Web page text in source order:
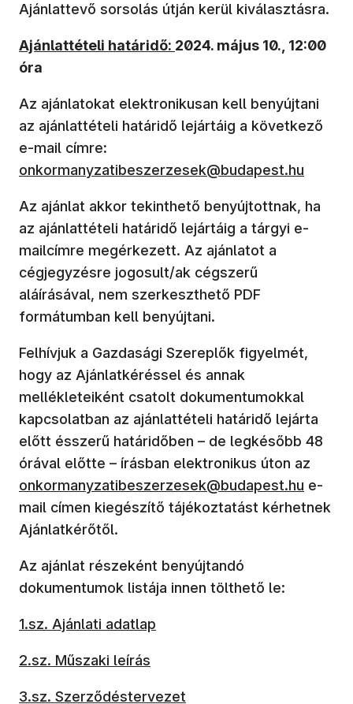
Ajánlattevő sorsolás útján kerül kiválasztásra.
Ajánlattételi határidő: 2024. május 10., 12:00
óra
Az ajánlatokat elektronikusan kell benyújtani
az ajánlattételi határidő lejártáig a következő
e-mail címre:
onkormanyzatibeszerzesek@budapest.hu
Az ajánlat akkor tekinthető benyújtottnak, ha
az ajánlattételi határidő lejártáig a tárgyi e-
mailcímre megérkezett. Az ajánlatot a
cégjegyzésre jogosult/ak cégszerű
aláírásával, nem szerkeszthető PDF
formátumban kell benyújtani.
Felhívjuk a Gazdasági Szereplők figyelmét,
hogy az Ajánlatkéréssel és annak
mellékleteiként csatolt dokumentumokkal
kapcsolatban az ajánlattételi határidő lejárta
előtt ésszerű határidőben – de legkésőbb 48
órával előtte – írásban elektronikus úton az
onkormanyzatibeszerzesek@budapest.hu e-
mail címen kiegészítő tájékoztatást kérhetnek
Ajánlatkérőtől.
Az ajánlat részeként benyújtandó
dokumentumok listája innen tölthető le:
1.sz. Ajánlati adatlap
2.sz. Műszaki leírás
3.sz. Szerződéstervezet